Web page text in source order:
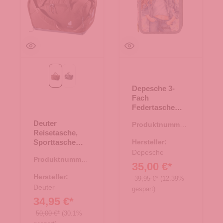
raisin-graphite
schwarz
Deuter
Reisetasche,
Sporttasche
raisin-graphite
Produktnummer:
Hersteller:
Deuter
34,95 €*
50,00 €* (30.1%
Depesche 3-
Fach
Federtasche
FESTIVAL FUN
Produktnummer:
Hersteller:
Depesche
35,00 €*
39,95 €* (12.39%
gespart)